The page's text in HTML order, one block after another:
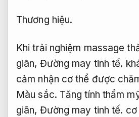
Thương hiệu.
Khi trải nghiệm massage
giãn, Đường may tinh tế.
cảm nhận cơ thể được
Màu sắc. Tăng tính thẩm
giãn, Đường may tinh tế. cơ